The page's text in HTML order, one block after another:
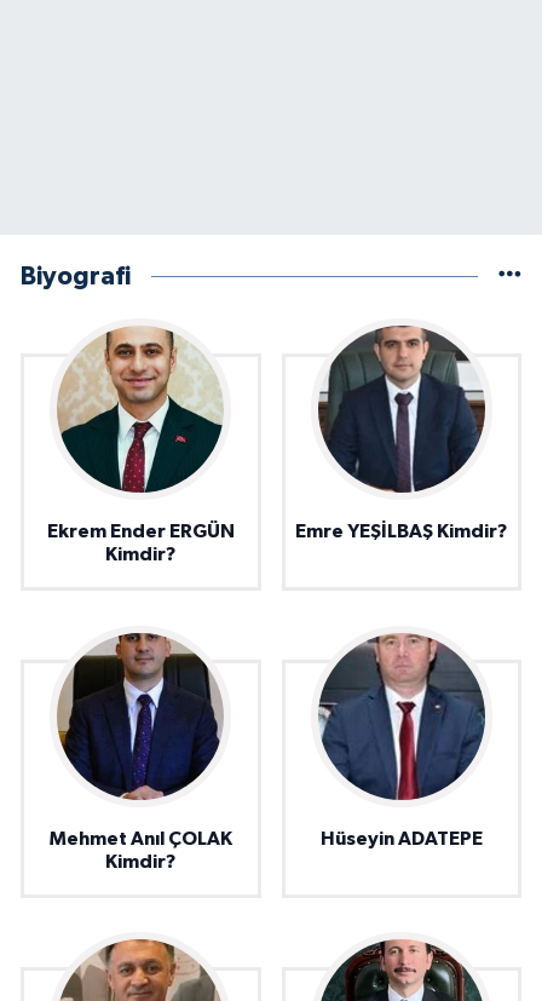
Biyografi
Ekrem Ender ERGÜN
Kimdir?
Emre YEŞİLBAŞ Kimdir?
Mehmet Anıl ÇOLAK
Kimdir?
Hüseyin ADATEPE